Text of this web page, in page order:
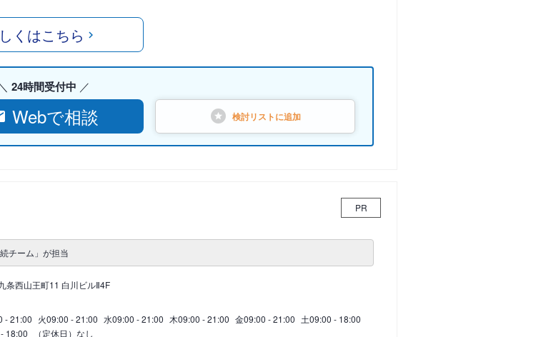
くはこちら
24時間受付中
Webで相談 検討リストに追加
PR
チーム」が担当
条西山王町11 白川ビルⅡ4F
- 21:00 火09:00 - 21:00 水09:00 - 21:00 木09:00 - 21:00 金09:00 - 21:00 土09:00 - 18:00
18:00
（定休日）なし